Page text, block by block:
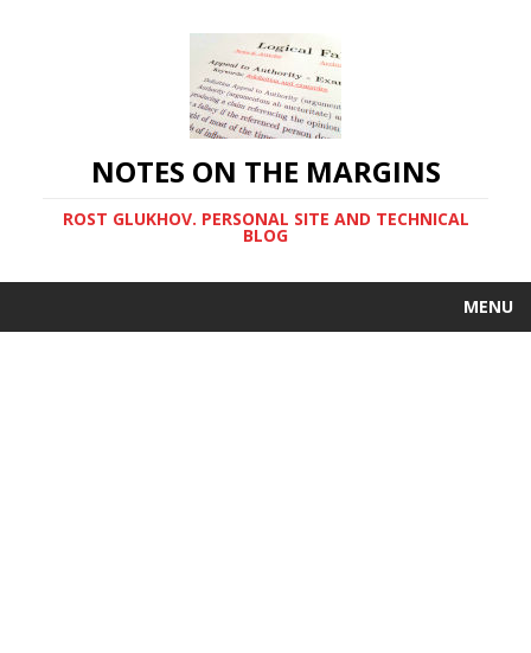
NOTES ON THE MARGINS
ROST GLUKHOV. PERSONAL SITE AND TECHNICAL
BLOG
MENU